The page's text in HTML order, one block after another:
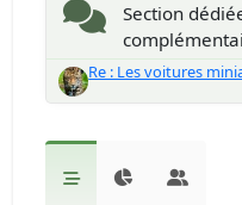
Section
Re : Les voitures